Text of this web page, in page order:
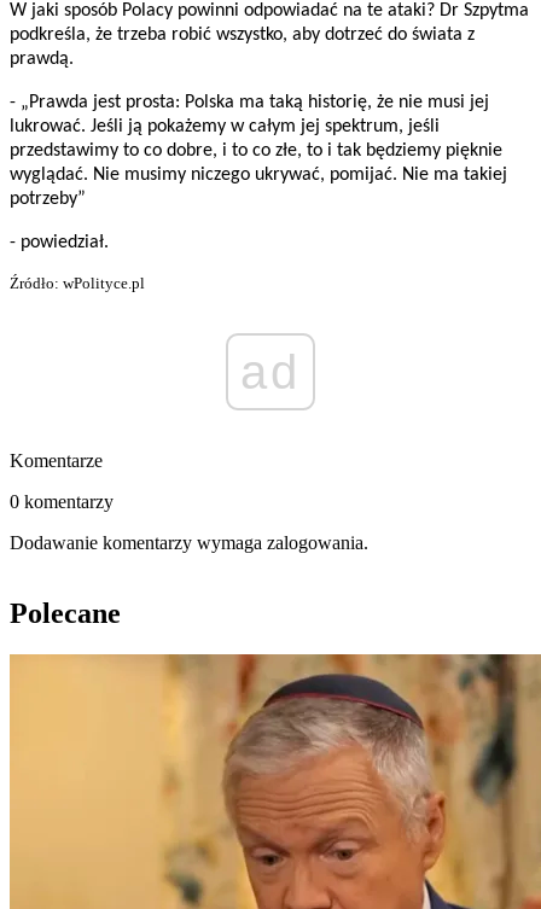
W jaki sposób Polacy powinni odpowiadać na te ataki? Dr Szpytma
podkreśla, że trzeba robić wszystko, aby dotrzeć do świata z
prawdą.
- „Prawda jest prosta: Polska ma taką historię, że nie musi jej
lukrować. Jeśli ją pokażemy w całym jej spektrum, jeśli
przedstawimy to co dobre, i to co złe, to i tak będziemy pięknie
wyglądać. Nie musimy niczego ukrywać, pomijać. Nie ma takiej
potrzeby”
- powiedział.
Źródło: wPolityce.pl
ad
Komentarze
0 komentarzy
Dodawanie komentarzy wymaga zalogowania.
Polecane